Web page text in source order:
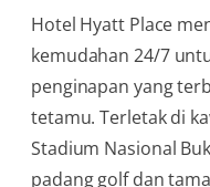
Hotel Hyatt Place
kemudahan 24/7
penginapan yang
tetamu. Terletak di
Stadium Nasional
padang golf dan